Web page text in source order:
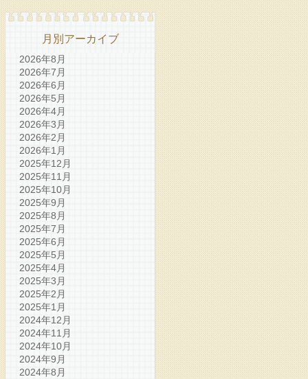
月別アーカイブ
2026年8月
2026年7月
2026年6月
2026年5月
2026年4月
2026年3月
2026年2月
2026年1月
2025年12月
2025年11月
2025年10月
2025年9月
2025年8月
2025年7月
2025年6月
2025年5月
2025年4月
2025年3月
2025年2月
2025年1月
2024年12月
2024年11月
2024年10月
2024年9月
2024年8月